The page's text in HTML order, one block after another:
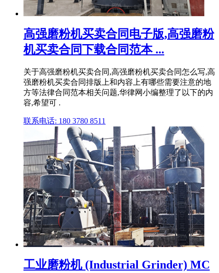
高强磨粉机买卖合同电子版,高强磨粉
机买卖合同下载合同范本 ...
关于高强磨粉机买卖合同,高强磨粉机买卖合同怎么写,高
强磨粉机买卖合同排版上和内容上有哪些需要注意的地
方等法律合同范本相关问题,华律网小编整理了以下的内
容,希望可 .
联系电话: 180 3780 8511
工业磨粉机 (Industrial Grinder) MC